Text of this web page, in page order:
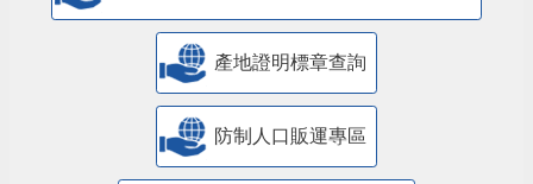
產地證明標章查詢
防制人口販運專區